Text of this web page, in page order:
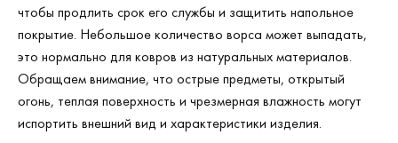
чтобы продлить срок его службы и защитить напольное
покрытие. Небольшое количество ворса может выпадать,
это нормально для ковров из натуральных материалов.
Обращаем внимание, что острые предметы, открытый
огонь, теплая поверхность и чрезмерная влажность могут
испортить внешний вид и характеристики изделия.